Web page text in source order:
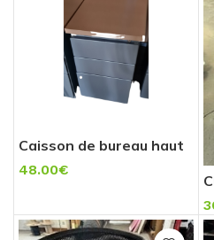
Caisson de bureau haut
48.00€